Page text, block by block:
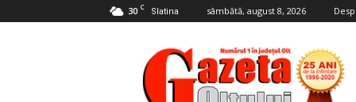
30 C Slatina sâmbătă, august 8, 2026
Gazeta
Oltului